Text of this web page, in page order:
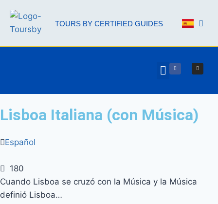
TOURS BY CERTIFIED GUIDES
Lisboa Italiana (con Música)
Español
180
Cuando Lisboa se cruzó con la Música y la Música
definió Lisboa…